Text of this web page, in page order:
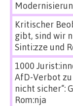
Kritischer
gibt, sind wir
Sinti:zze und
1000
AfD-Verbot zu
nicht sicher“:
Rom:nja